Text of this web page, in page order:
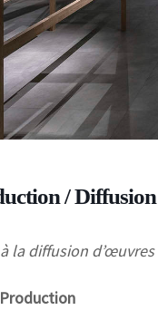
/
la diffusion